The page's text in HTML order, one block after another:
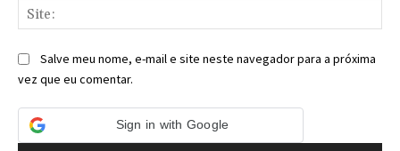
Salve meu nome, e-mail e site neste navegador para a próxima
vez que eu comentar.
Sign in with Google